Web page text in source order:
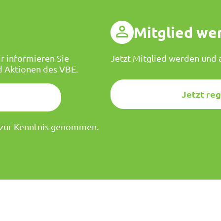
informieren Sie
Aktionen des VBE.
Kenntnis genommen.
Mitglied
Jetzt Mitglied werden und
Jetzt